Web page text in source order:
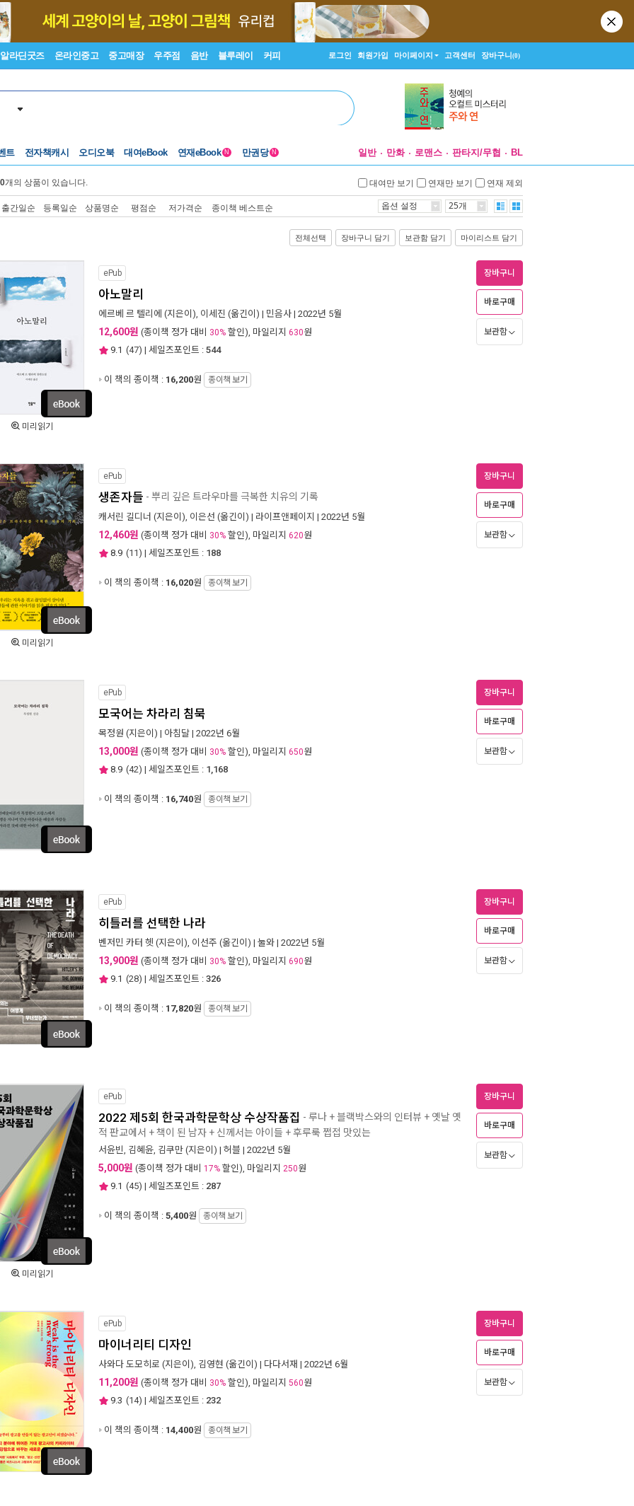
알라딘굿즈 온라인중고 중고매장 우주점 음반 블루레이 커피 로그인 회원가입 마이페이지 고객센터 장바구니(0)
트 전자책캐시 오디오북 대여eBook 연재eBook N 만권당 N 일반 만화 로맨스 판타지/무협 BL
개의 상품이 있습니다. 대여만 보기 연재만 보기 연재 제외
출간일순 등록일순 상품명순 평점순 저가격순 종이책 베스트순 옵션 설정 25개
전체선택 장바구니 담기 보관함 담기 마이리스트 담기
미리읽기
ePub
아노말리
에르베 르 텔리에 (지은이), 이세진 (옮긴이) | 민음사 | 2022년 5월
12,600원 (종이책 정가 대비 30% 할인), 마일리지 630원
9.1 (47) | 세일즈포인트 : 544
이 책의 종이책 : 16,200원 종이책 보기
장바구니
바로구매
보관함
미리읽기
ePub
생존자들 - 뿌리 깊은 트라우마를 극복한 치유의 기록
캐서린 길디너 (지은이), 이은선 (옮긴이) | 라이프앤페이지 | 2022년 5월
12,460원 (종이책 정가 대비 30% 할인), 마일리지 620원
8.9 (11) | 세일즈포인트 : 188
이 책의 종이책 : 16,020원 종이책 보기
장바구니
바로구매
보관함
ePub
모국어는 차라리 침묵
목정원 (지은이) | 아침달 | 2022년 6월
13,000원 (종이책 정가 대비 30% 할인), 마일리지 650원
8.9 (42) | 세일즈포인트 : 1,168
이 책의 종이책 : 16,740원 종이책 보기
장바구니
바로구매
보관함
ePub
히틀러를 선택한 나라
벤저민 카터 헷 (지은이), 이선주 (옮긴이) | 눌와 | 2022년 5월
13,900원 (종이책 정가 대비 30% 할인), 마일리지 690원
9.1 (28) | 세일즈포인트 : 326
이 책의 종이책 : 17,820원 종이책 보기
장바구니
바로구매
보관함
미리읽기
ePub
2022 제5회 한국과학문학상 수상작품집 - 루나 + 블랙박스와의 인터뷰 + 옛날 옛
적 판교에서 + 책이 된 남자 + 신께서는 아이들 + 후루룩 쩝접 맛있는
서윤빈, 김혜윤, 김쿠만 (지은이) | 허블 | 2022년 5월
5,000원 (종이책 정가 대비 17% 할인), 마일리지 250원
9.1 (45) | 세일즈포인트 : 287
이 책의 종이책 : 5,400원 종이책 보기
장바구니
바로구매
보관함
ePub
마이너리티 디자인
사와다 도모히로 (지은이), 김영현 (옮긴이) | 다다서재 | 2022년 6월
11,200원 (종이책 정가 대비 30% 할인), 마일리지 560원
9.3 (14) | 세일즈포인트 : 232
이 책의 종이책 : 14,400원 종이책 보기
장바구니
바로구매
보관함